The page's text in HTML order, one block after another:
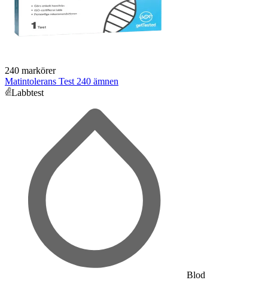
240 markörer
Matintolerans Test 240 ämnen
Labbtest
Blod